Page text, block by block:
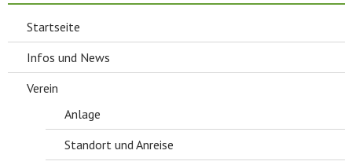
Startseite
Infos und News
Verein
Anlage
Standort und Anreise